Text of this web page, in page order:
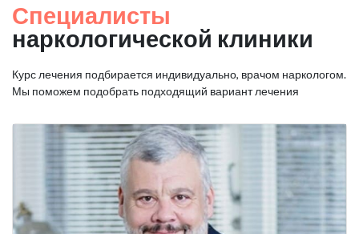
Специалисты
наркологической клиники
Курс лечения подбирается индивидуально, врачом наркологом.
Мы поможем подобрать подходящий вариант лечения